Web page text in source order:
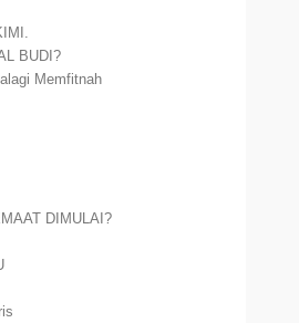
BUDI?
Memfitnah
DIMULAI?